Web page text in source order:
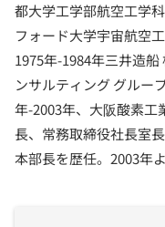
都大学工学部航空工学
フォード大学宇宙航空
1975年-1984年三井造
ンサルティング グルー
年-2003年、大阪酸素工
長、常務取締役社長室
本部長を歴任。2003年